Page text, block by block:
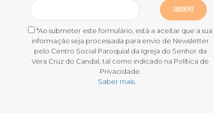
*Ao submeter este formulário, está a aceitar que a sua
informação seja processada para envio de Newsletter
pelo Centro Social Paroquial da Igreja do Senhor da
Vera Cruz do Candal, tal como indicado na Política de
Privacidade.
Saber mais.